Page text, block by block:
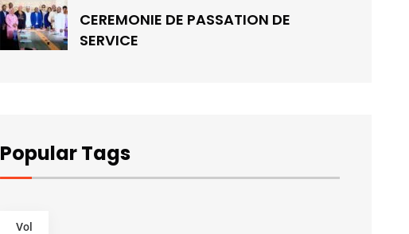
CEREMONIE DE PASSATION DE
SERVICE
Popular Tags
Vol